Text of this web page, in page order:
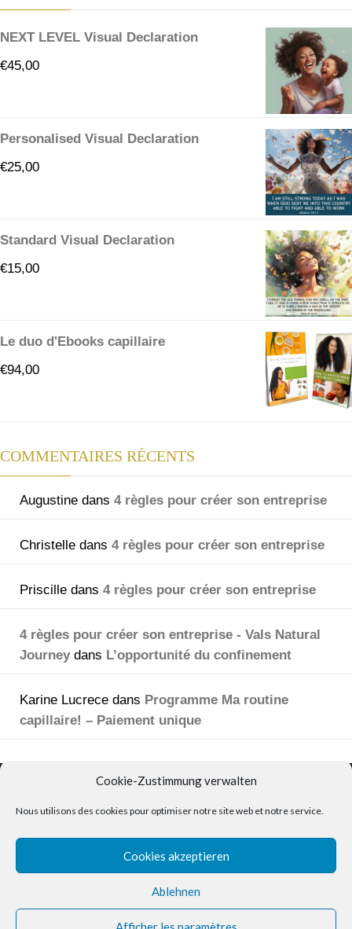
Cookie-Zustimmung verwalten
Nous utilisons des cookies pour optimiser notre site web et notre service.
Cookies akzeptieren
Ablehnen
NEXT LEVEL Visual Declaration
€45,00
Personalised Visual Declaration
€25,00
Standard Visual Declaration
€15,00
Le duo d'Ebooks capillaire
€94,00
COMMENTAIRES RÉCENTS
Augustine dans 4 règles pour créer son entreprise
Christelle dans 4 règles pour créer son entreprise
Priscille dans 4 règles pour créer son entreprise
4 règles pour créer son entreprise - Vals Natural
Journeydans L’opportunité du confinement
Karine Lucrece dans Programme Ma routine
capillaire! – Paiement unique
Vals Natural Journey
Mon compte
Politique modèle de confidentialité
(Datenschutzerklärung)
AGB
| Impressum